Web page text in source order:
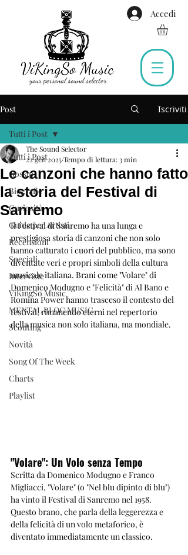
Accedi
Post Iscriviti
Tutti i Post
Gossip
Biografie
Curiosità
Guide per Artisti
Recensioni
Speciali
Interviste
ViKingSo Music
MENTAL BLOG MUSIC
Scouting
Novità
Song Of The Week
Charts
Playlist
Tutti i Post
Le canzoni che hanno fatto
la storia del Festival di
Sanremo
The Sound Selector
22 gen 2025Tempo di lettura: 3 min
Il Festival di Sanremo ha una lunga e
prestigiosa storia di canzoni che non solo
hanno catturato i cuori del pubblico, ma sono
diventate veri e propri simboli della cultura
musicale italiana. Brani come "Volare" di
Domenico Modugno e "Felicità" di Al Bano e
Romina Power hanno trasceso il contesto del
festival, rimanendo eterni nel repertorio
della musica non solo italiana, ma mondiale.
"Volare": Un Volo senza Tempo
Scritta da Domenico Modugno e Franco
Migliacci, "Volare" (o "Nel blu dipinto di blu")
ha vinto il Festival di Sanremo nel 1958.
Questo brano, che parla della leggerezza e
della felicità di un volo metaforico, è
diventato immediatamente un classico.